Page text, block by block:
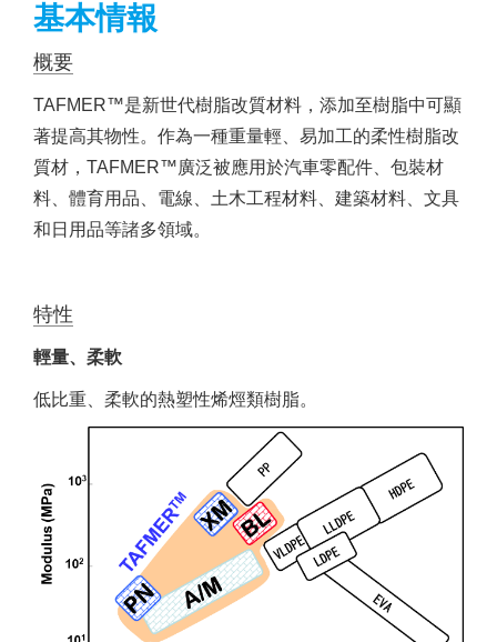
基本情報
概要
TAFMER™是新世代樹脂改質材料，添加至樹脂中可顯
著提高其物性。作為一種重量輕、易加工的柔性樹脂改
質材，TAFMER™廣泛被應用於汽車零配件、包裝材
料、體育用品、電線、土木工程材料、建築材料、文具
和日用品等諸多領域。
特性
輕量、柔軟
低比重、柔軟的熱塑性烯烴類樹脂。